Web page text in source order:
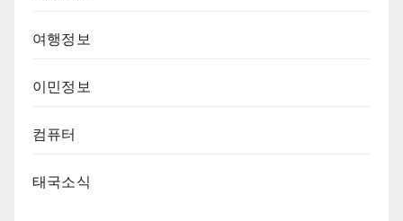
여행정보
이민정보
컴퓨터
태국소식